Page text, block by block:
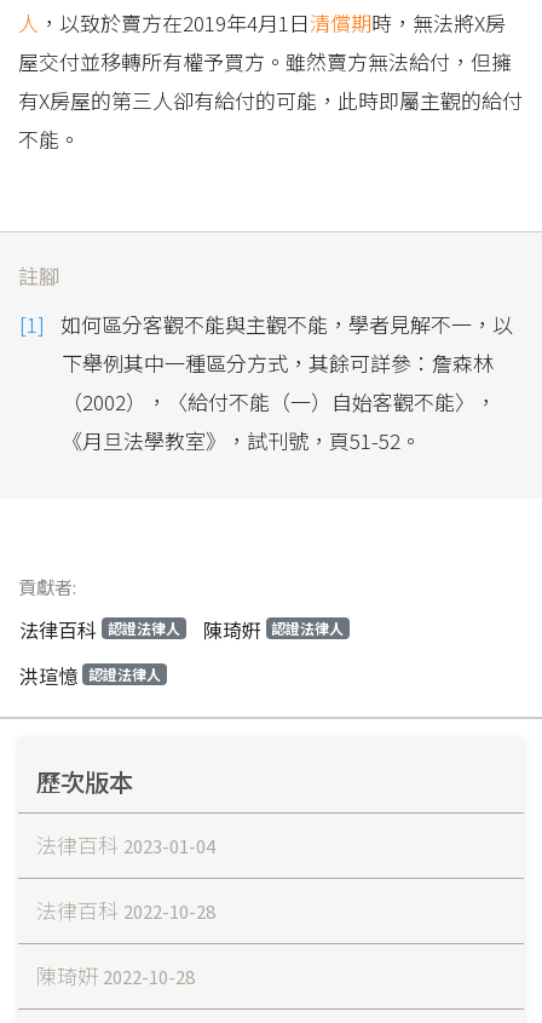
人 ，以致於賣方在2019年4月1日清償期時，無法將X房
屋交付並移轉所有權予買方。雖然賣方無法給付，但擁
有X房屋的第三人卻有給付的可能，此時即屬主觀的給付
不能。
註腳
如何區分客觀不能與主觀不能，學者見解不一，以
下舉例其中一種區分方式，其餘可詳參：詹森林
（2002），〈給付不能（一）自始客觀不能〉，
《月旦法學教室》，試刊號，頁51-52。
貢獻者:
法律百科 認證法律人 陳琦姸 認證法律人
洪瑄憶 認證法律人
歷次版本
法律百科 2023-01-04
法律百科 2022-10-28
陳琦姸 2022-10-28